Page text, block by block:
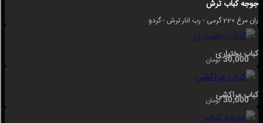
جوجه کباب ترش
ران مرغ 220 گرمی - رب انار ترش - گردو
کباب بختیاری
30,000 تومان
کباب مراکشی
30,000 تومان